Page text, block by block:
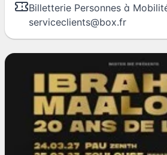
Billetterie Personnes à
serviceclients@box.fr